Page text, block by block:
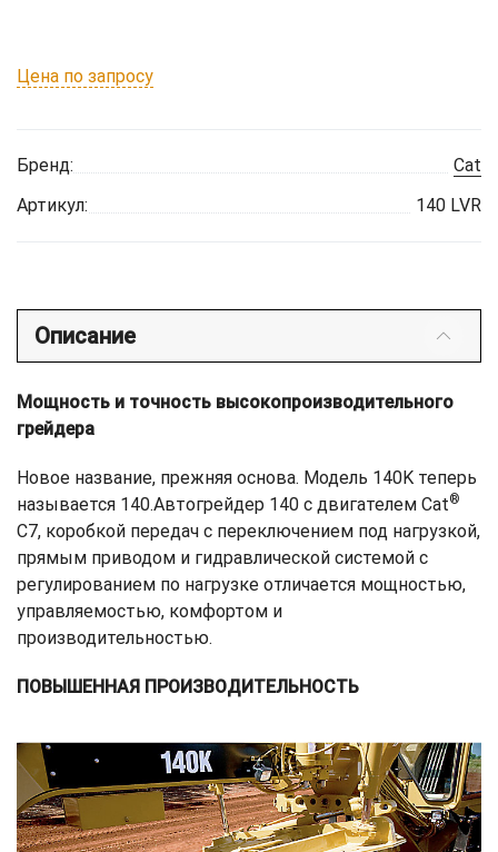
Цена по запросу
Бренд:
Cat
Артикул:
140 LVR
Описание
Мощность и точность высокопроизводительного
грейдера
Новое название, прежняя основа. Модель 140K теперь
называется 140.Автогрейдер 140 с двигателем Cat®
C7, коробкой передач с переключением под нагрузкой,
прямым приводом и гидравлической системой с
регулированием по нагрузке отличается мощностью,
управляемостью, комфортом и
производительностью.
ПОВЫШЕННАЯ ПРОИЗВОДИТЕЛЬНОСТЬ